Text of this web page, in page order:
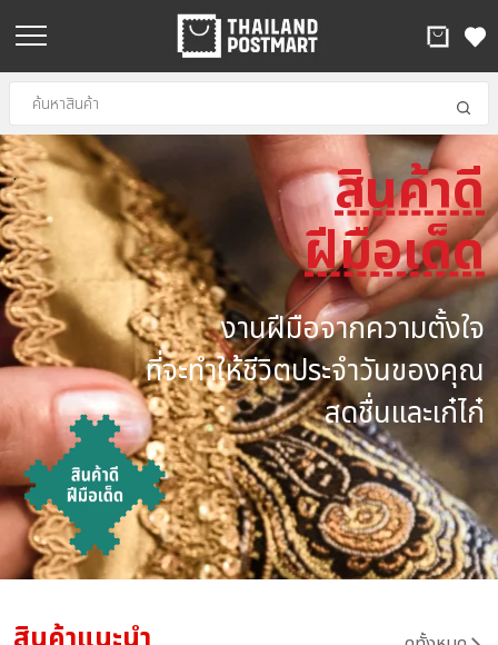
. สินค้าดี
ฝีมือเด็ด
งานฝีมือจากความตั้งใจ
ที่จะทำให้ชีวิตประจำวันของคุณ
สดชื่นและเก๋ไก๋